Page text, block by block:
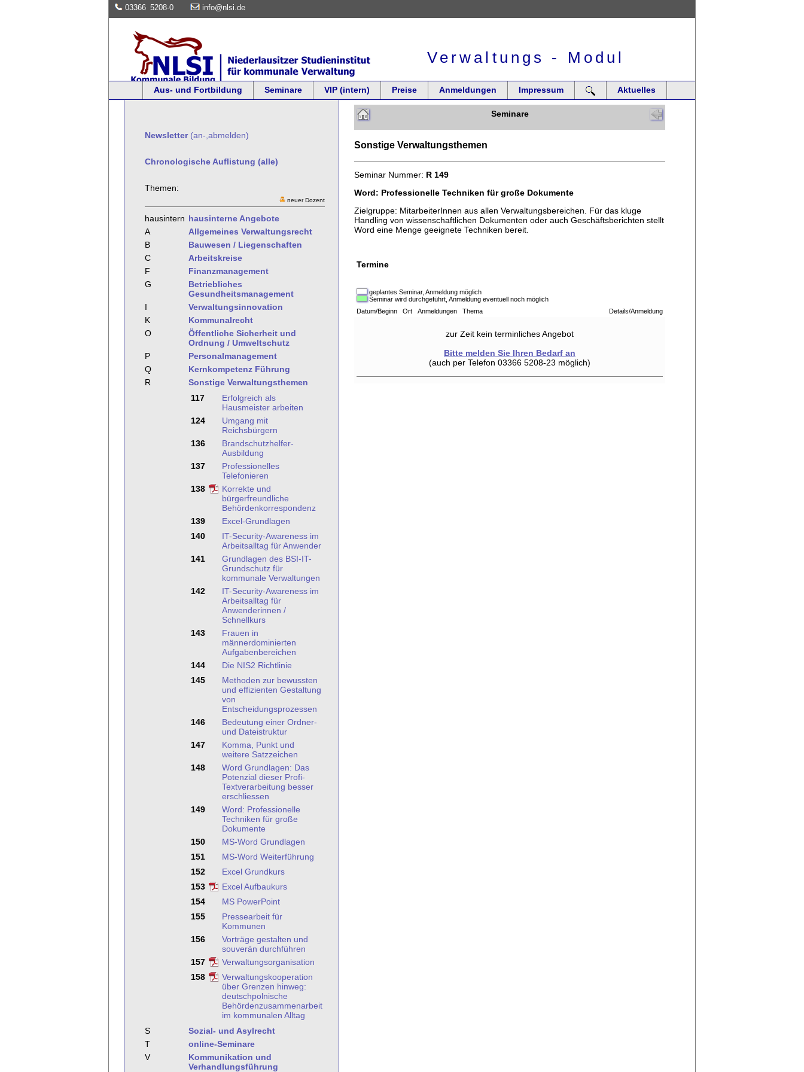
03366 5208-0 info@nlsi.de
Verwaltungs - Modul
Aus- und Fortbildung Seminare VIP (intern) Preise Anmeldungen Impressum Aktuelles
Newsletter(an-,abmelden)
Chronologische Auflistung (alle)
Themen:
neuer Dozent
hausintern hausinterne Angebote
A
Allgemeines Verwaltungsrecht
B
Bauwesen / Liegenschaften
C
Arbeitskreise
F
Finanzmanagement
G
Betriebliches
Gesundheitsmanagement
I
Verwaltungsinnovation
K
Kommunalrecht
O
Öffentliche Sicherheit und
Ordnung / Umweltschutz
P
Personalmanagement
Q
Kernkompetenz Führung
R
Sonstige Verwaltungsthemen
117
Erfolgreich als
Hausmeister arbeiten
124
Umgang mit
Reichsbürgern
136
Brandschutzhelfer-
Ausbildung
137
Professionelles
Telefonieren
138
Korrekte und
bürgerfreundliche
Behördenkorrespondenz
139
Excel-Grundlagen
140
IT-Security-Awareness im
Arbeitsalltag für Anwender
141
Grundlagen des BSI-IT-
Grundschutz für
kommunale Verwaltungen
142
IT-Security-Awareness im
Arbeitsalltag für
Anwenderinnen /
Schnellkurs
143
Frauen in
männerdominierten
Aufgabenbereichen
144
Die NIS2 Richtlinie
145
Methoden zur bewussten
und effizienten Gestaltung
von
Entscheidungsprozessen
146
Bedeutung einer Ordner-
und Dateistruktur
147
Komma, Punkt und
weitere Satzzeichen
148
Word Grundlagen: Das
Potenzial dieser Profi-
Textverarbeitung besser
erschliessen
149
Word: Professionelle
Techniken für große
Dokumente
150
MS-Word Grundlagen
151
MS-Word Weiterführung
152
Excel Grundkurs
153
Excel Aufbaukurs
154
MS PowerPoint
155
Pressearbeit für
Kommunen
156
Vorträge gestalten und
souverän durchführen
157
Verwaltungsorganisation
158
Verwaltungskooperation
über Grenzen hinweg:
deutschpolnische
Behördenzusammenarbeit
im kommunalen Alltag
S
Sozial- und Asylrecht
T
online-Seminare
V
Kommunikation und
Verhandlungsführung
Seminare
Sonstige Verwaltungsthemen
Seminar Nummer: R 149
Word: Professionelle Techniken für große Dokumente
Zielgruppe: MitarbeiterInnen aus allen Verwaltungsbereichen. Für das kluge
Handling von wissenschaftlichen Dokumenten oder auch Geschäftsberichten stellt
Word eine Menge geeignete Techniken bereit.
Termine
geplantes Seminar, Anmeldung möglich
Seminar wird durchgeführt, Anmeldung eventuell noch möglich
Datum/Beginn Ort Anmeldungen Thema
Details/Anmeldung
zur Zeit kein terminliches Angebot
Bitte melden Sie Ihren Bedarf an
(auch per Telefon 03366 5208-23 möglich)